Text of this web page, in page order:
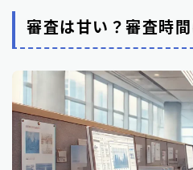
審査は甘い？審査時